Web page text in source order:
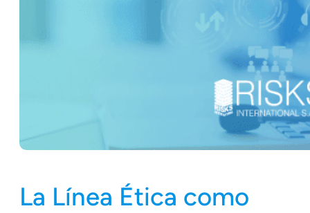
La Línea Ética como